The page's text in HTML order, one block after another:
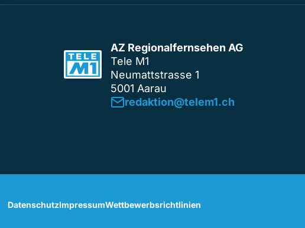
AZ Regionalfernsehen AG
Tele M1
Neumattstrasse 1
5001 Aarau
redaktion@telem1.ch
DatenschutzImpressumWettbewerbsrichtlinien